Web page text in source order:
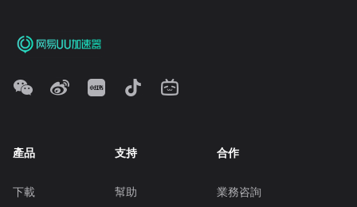
產品
下載
支持
幫助
合作
業務咨詢